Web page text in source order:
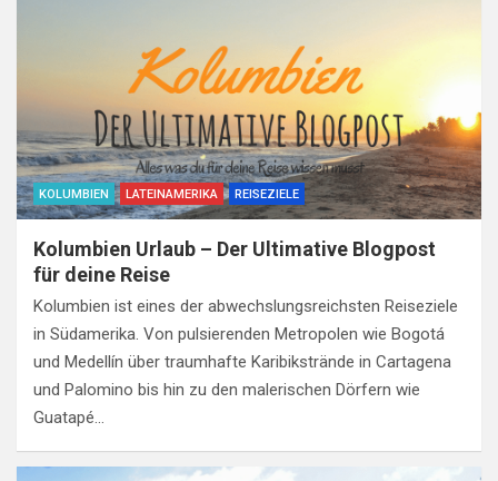
KOLUMBIEN LATEINAMERIKA REISEZIELE
Kolumbien Urlaub – Der Ultimative Blogpost
für deine Reise
Kolumbien ist eines der abwechslungsreichsten Reiseziele
in Südamerika. Von pulsierenden Metropolen wie Bogotá
und Medellín über traumhafte Karibikstrände in Cartagena
und Palomino bis hin zu den malerischen Dörfern wie
Guatapé…